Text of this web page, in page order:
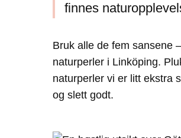
finnes
Bruk alle de fem sansene
naturperler i Linköping.
naturperler vi er litt ekstra
og slett godt.